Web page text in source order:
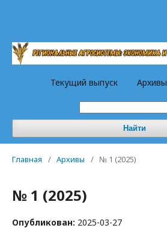
Текущий выпуск Архивы
Найти
Главная / Архивы / № 1 (2025)
№ 1 (2025)
Опубликован: 2025-03-27